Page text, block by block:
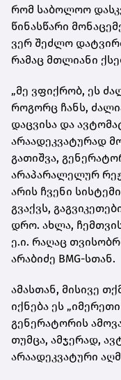
რომ საბოლოო
წინასწარი
ვერ შეძლო
რამაც მთლიანი
„მე ვფიქრობ, ეს
როგორც ჩანს,
დაცვისა და
არაადეკვატურად
გათიშვა,
არაპარალელურ
არის ჩვენი
გვაქვს,
დრო. ახლა,
ე.ი. რაღაც
არაბიძე BMG-სთან.
ამასთან, მისივე
იქნება ეს
გენერატორის
თუმცა, ამჯერად,
არაადეკვატური